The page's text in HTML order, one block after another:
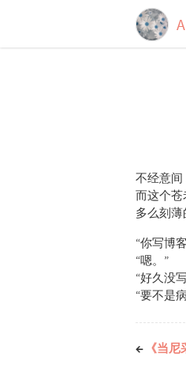
不经意间
而这个苍
多么刻薄
“你写博
“嗯。”
“好久没
“要不是
← 《当尼